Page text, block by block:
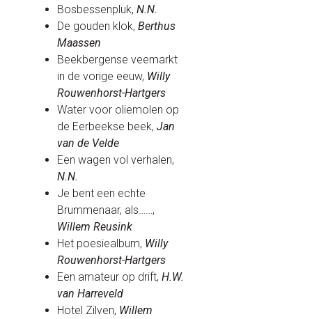
Bosbessenpluk,N.N.
De gouden klok,Berthus
Maassen
Beekbergense veemarkt
in de vorige eeuw, Willy
Rouwenhorst-Hartgers
Water voor oliemolen op
de Eerbeekse beek,Jan
van de Velde
Een wagen vol verhalen,
N.N.
Je bent een echte
Brummenaar, als……,
Willem Reusink
Het poesiealbum, Willy
Rouwenhorst-Hartgers
Een amateur op drift,H.W.
van Harreveld
Hotel Zilven, Willem